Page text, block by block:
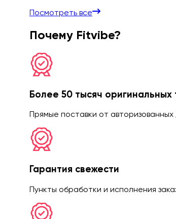
Посмотреть все
Почему Fitvibe?
Более 50 тысяч оригинальных
Прямые поставки от
Гарантия свежести
Пункты обработки и исполнения